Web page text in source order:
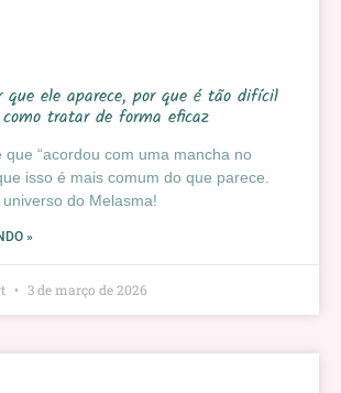
que ele aparece, por que é tão difícil
tratar de forma eficaz
que “acordou com uma mancha no
isso é mais comum do que parece.
do Melasma!
»
3 de março de 2026